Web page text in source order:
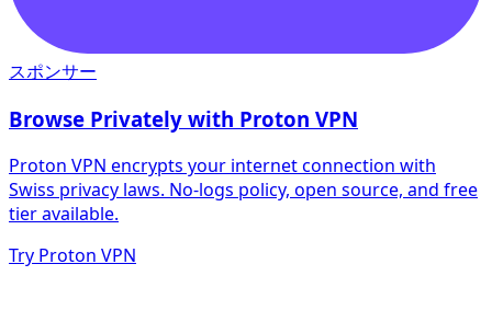
スポンサー
Browse Privately with Proton VPN
Proton VPN encrypts your internet connection with
Swiss privacy laws. No-logs policy, open source, and free
tier available.
Try Proton VPN